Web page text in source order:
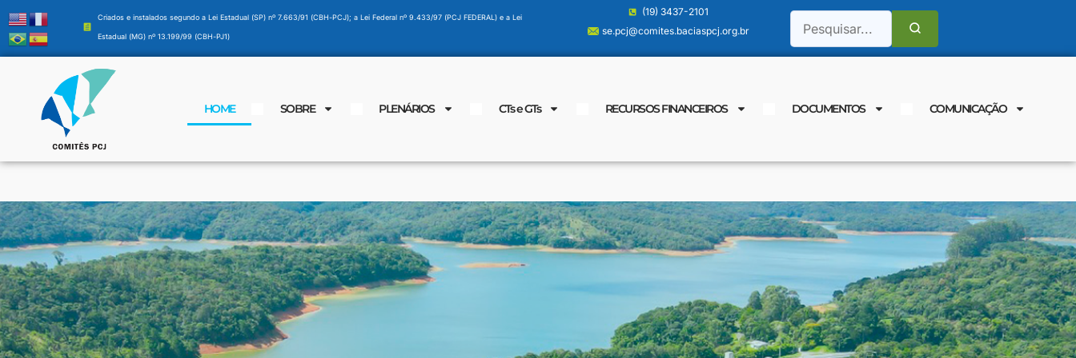
Criados e instalados segundo a Lei Estadual (SP) nº 7.663/91 (CBH-PCJ); a Lei Federal nº 9.433/97 (PCJ FEDERAL) e a Lei
Estadual (MG) nº 13.199/99 (CBH-PJ1)
(19) 3437-2101
se.pcj@comites.baciaspcj.org.br
HOME SOBRE PLENÁRIOS CTs e GTs RECURSOS FINANCEIROS DOCUMENTOS COMUNICAÇÃO